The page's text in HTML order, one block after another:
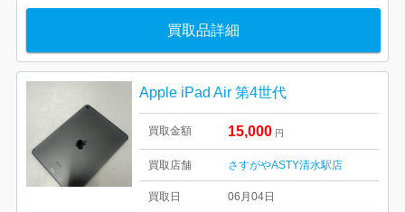
買取品詳細
Apple iPad Air 第4世代
買取金額 15,000 円
買取店舗 さすがやASTY清水駅店
買取日 06月04日